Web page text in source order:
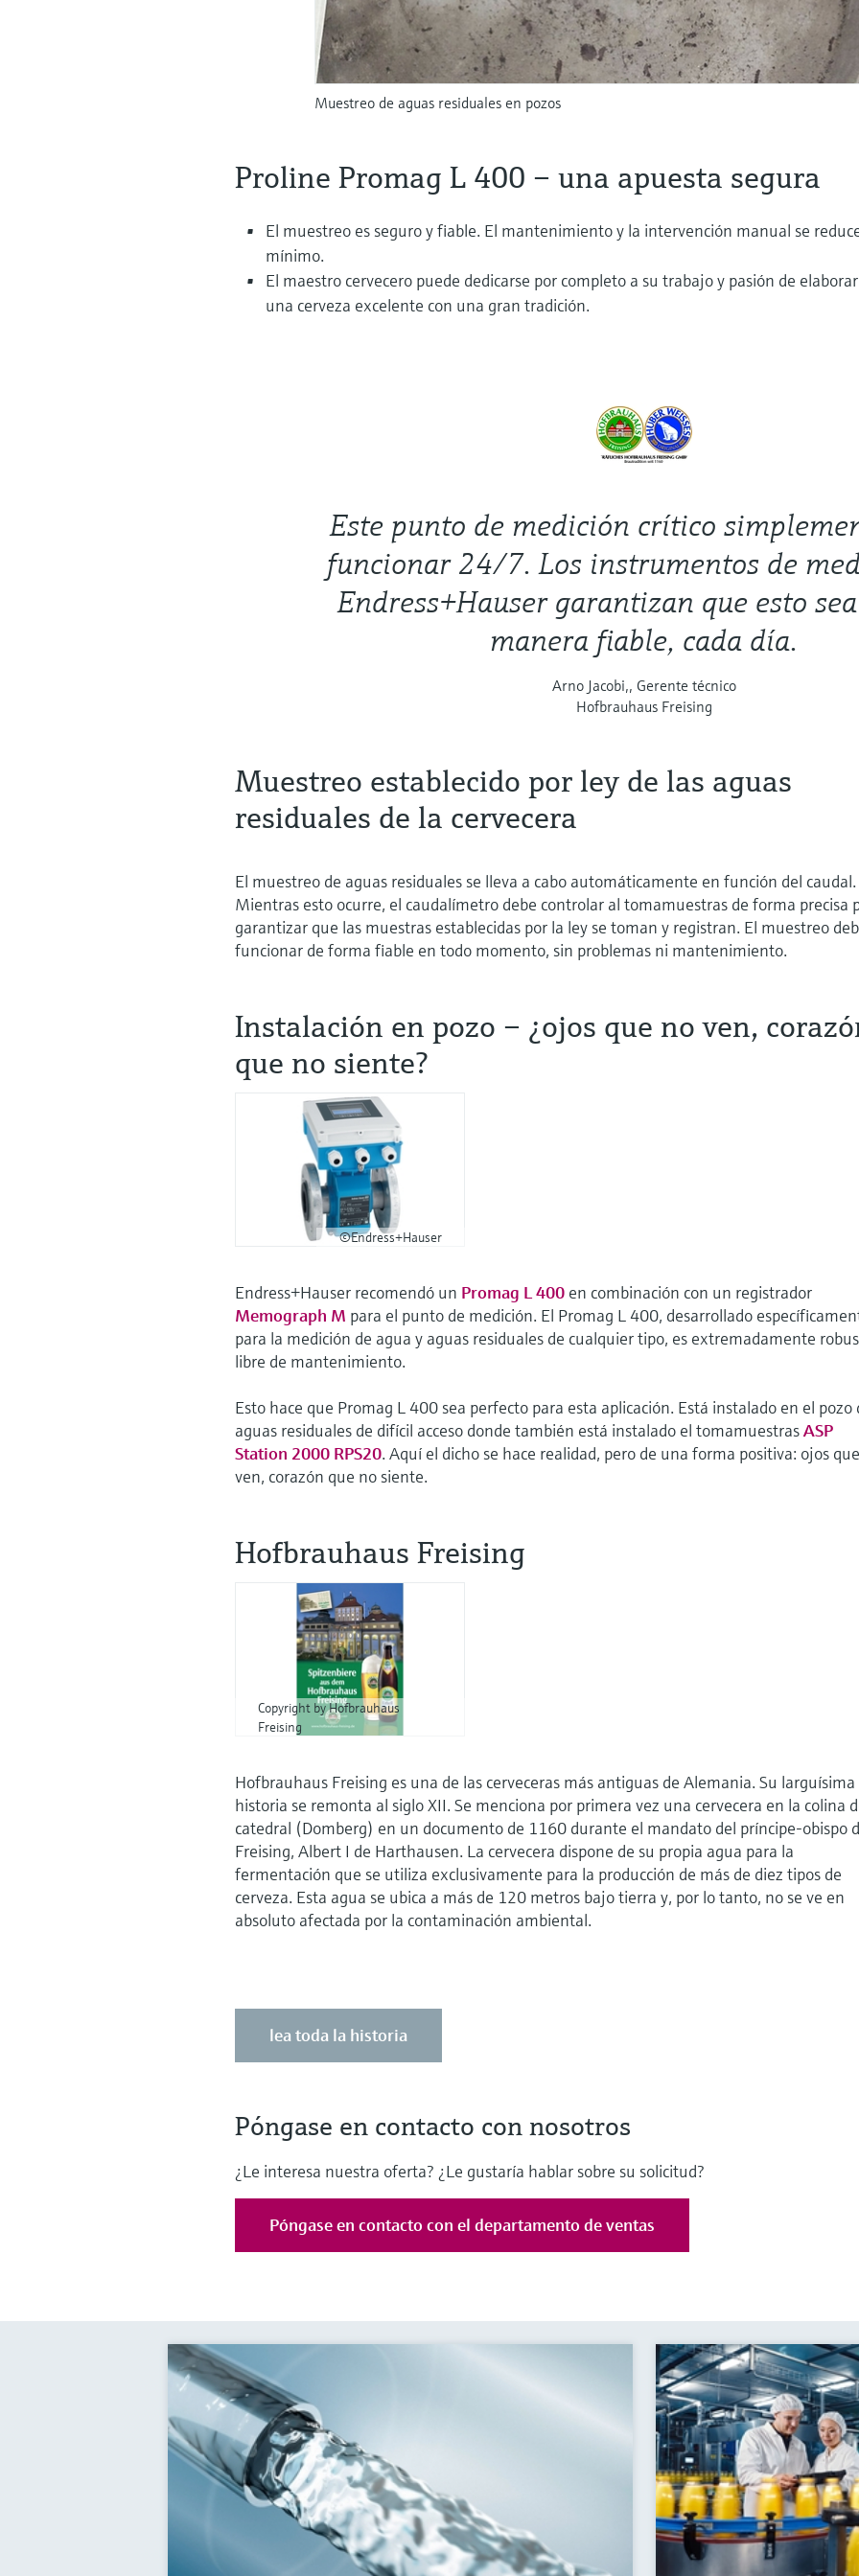
Muestreo de aguas residuales en pozos
Proline Promag L 400 – una apuesta segura
El muestreo es seguro y fiable. El mantenimiento y la intervención manual se
mínimo.
El maestro cervecero puede dedicarse por completo a su trabajo y pasión de elaborar
una cerveza excelente con una gran tradición.
Este punto de medición crítico
funcionar 24/7. Los instrumentos de
Endress+Hauser garantizan que esto
manera fiable, cada día.
Arno Jacobi,, Gerente técnico
Hofbrauhaus Freising
Muestreo establecido por ley de las aguas
residuales de la cervecera
El muestreo de aguas residuales se lleva a cabo automáticamente en función del caudal.
Mientras esto ocurre, el caudalímetro debe controlar al tomamuestras de forma precisa
garantizar que las muestras establecidas por la ley se toman y registran. El muestreo
funcionar de forma fiable en todo momento, sin problemas ni mantenimiento.
Instalación en pozo – ¿ojos que no ven,
que no siente?
©Endress+Hauser
Endress+Hauser recomendó un Promag L 400 en combinación con un registrador
Memograph M para el punto de medición. El Promag L 400, desarrollado
para la medición de agua y aguas residuales de cualquier tipo, es extremadamente
libre de mantenimiento.
Esto hace que Promag L 400 sea perfecto para esta aplicación. Está instalado en el pozo
aguas residuales de difícil acceso donde también está instalado el tomamuestrasASP
Station 2000 RPS20. Aquí el dicho se hace realidad, pero de una forma positiva: ojos
ven, corazón que no siente.
Hofbrauhaus Freising
Copyright by Hofbrauhaus
Freising
Hofbrauhaus Freising es una de las cerveceras más antiguas de Alemania. Su larguísima
historia se remonta al siglo XII. Se menciona por primera vez una cervecera en la colina
catedral (Domberg) en un documento de 1160 durante el mandato del príncipe-obispo
Freising, Albert I de Harthausen. La cervecera dispone de su propia agua para la
fermentación que se utiliza exclusivamente para la producción de más de diez tipos de
cerveza. Esta agua se ubica a más de 120 metros bajo tierra y, por lo tanto, no se ve en
absoluto afectada por la contaminación ambiental.
lea toda la historia
Póngase en contacto con nosotros
¿Le interesa nuestra oferta? ¿Le gustaría hablar sobre su solicitud?
Póngase en contacto con el departamento de ventas